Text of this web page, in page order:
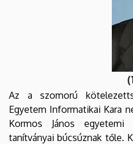
Az a szomorú
Egyetem Informatikai Kara
Kormos János egyetemi
tanítványai búcsúznak tőle.